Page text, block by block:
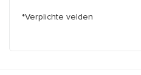
*Verplichte velden